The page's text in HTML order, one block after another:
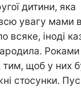
дитини, яка
увагу мами
всяке, іноді
Роками
щоб у них
стосунки.